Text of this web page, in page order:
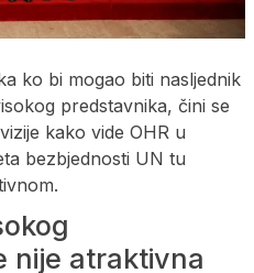
ko bi mogao biti nasljednik
predstavnika, čini se
kako vide OHR u
bezbjednosti UN tu
nije atraktivna